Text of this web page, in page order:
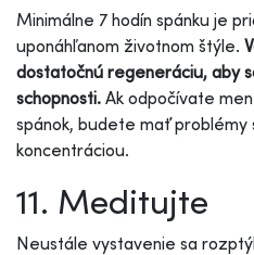
Minimálne 7 hodín spánku je
uponáhľanom životnom štýle.
dostatočnú regeneráciu, aby
schopnosti. Ak odpočívate
spánok, budete mať problémy
koncentráciou.
11. Meditujte
Neustále vystavenie sa